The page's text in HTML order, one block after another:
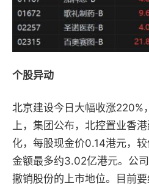
个股异动
北京建设今日大幅收涨220%
上，集团公布，北控置业香
化，每股现金价0.14港元，
金额最多约3.02亿港元。公
撤销股份的上市地位。目前